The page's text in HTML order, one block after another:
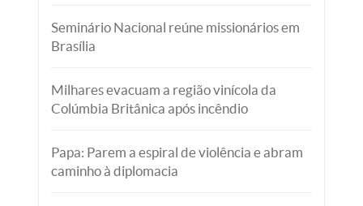
Seminário Nacional reúne missionários em
Brasília
Milhares evacuam a região vinícola da
Colúmbia Britânica após incêndio
Papa: Parem a espiral de violência e abram
caminho à diplomacia